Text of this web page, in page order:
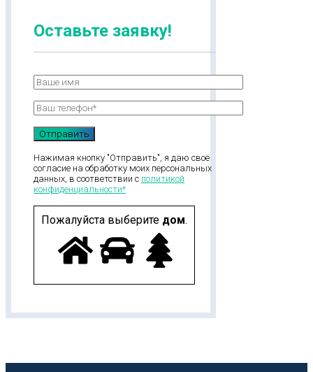
Оставьте заявку!
Нажимая кнопку "Отправить", я даю своё
согласие на обработку моих персональных
данных, в соответствии с политикой
конфиденциальности*
Пожалуйста выберите дом.